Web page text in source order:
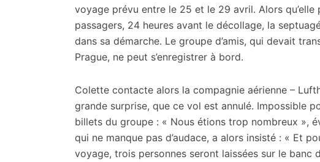
voyage prévu entre le 25 et le 29 avril. Alors qu’elle
passagers, 24 heures avant le décollage, la
dans sa démarche. Le groupe d’amis, qui devait
Prague, ne peut s’enregistrer à bord.
Colette contacte alors la compagnie aérienne –
grande surprise, que ce vol est annulé. Impossible
billets du groupe : « Nous étions trop nombreux »,
qui ne manque pas d’audace, a alors insisté : « Et
voyage, trois personnes seront laissées sur le banc